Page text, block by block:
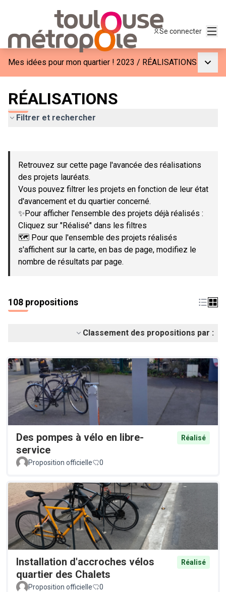
Se connecter
Mes idées pour mon quartier ! 2023 / RÉALISATIONS
RÉALISATIONS
Filtrer et rechercher
−
Retrouvez sur cette page l'avancée des réalisations
des projets lauréats.
Vous pouvez filtrer les projets en fonction de leur état
d'avancement et du quartier concerné.
✨Pour afficher l'ensemble des projets déjà réalisés :
Cliquez sur "Réalisé" dans les filtres
🗺️ Pour que l'ensemble des projets réalisés
s'affichent sur la carte, en bas de page, modifiez le
nombre de résultats par page.
108 propositions
Classement des propositions par :
Des pompes à vélo en libre-
service
Réalisé
Proposition officielle 0
Installation d'accroches vélos
quartier des Chalets
Réalisé
Proposition officielle 0